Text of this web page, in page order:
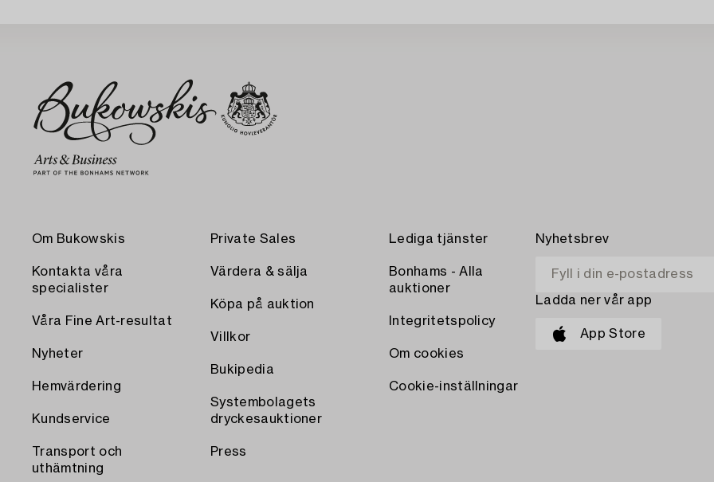
Om Bukowskis
Kontakta våra
specialister
Våra Fine Art-resultat
Nyheter
Hemvärdering
Kundservice
Transport och
uthämtning
Private Sales
Värdera & sälja
Köpa på auktion
Villkor
Bukipedia
Systembolagets
dryckesauktioner
Press
Lediga tjänster
Bonhams - Alla
auktioner
Integritetspolicy
Om cookies
Cookie-inställningar
Nyhetsbrev
Ladda ner vår app
App Store